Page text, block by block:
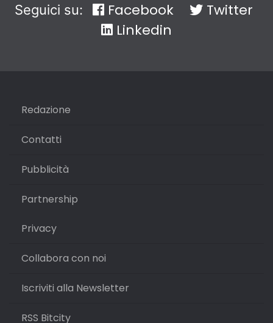
Seguici su: Facebook
Twitter
Linkedin
Redazione
Contatti
Pubblicità
Partnership
Privacy
Collabora con noi
Iscriviti alla Newsletter
RSS Bitcity